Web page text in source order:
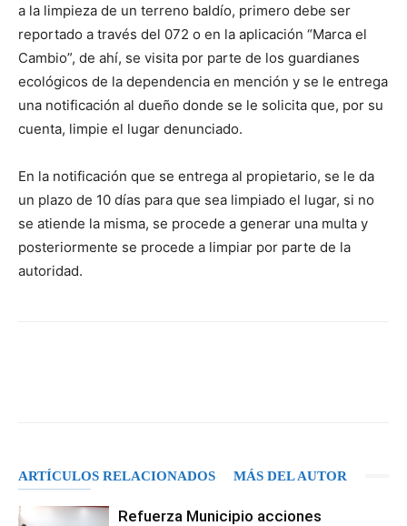
a la limpieza de un terreno baldío, primero debe ser
reportado a través del 072 o en la aplicación “Marca el
Cambio”, de ahí, se visita por parte de los guardianes
ecológicos de la dependencia en mención y se le entrega
una notificación al dueño donde se le solicita que, por su
cuenta, limpie el lugar denunciado.
En la notificación que se entrega al propietario, se le da
un plazo de 10 días para que sea limpiado el lugar, si no
se atiende la misma, se procede a generar una multa y
posteriormente se procede a limpiar por parte de la
autoridad.
ARTÍCULOS RELACIONADOS MÁS DEL AUTOR
Refuerza Municipio acciones